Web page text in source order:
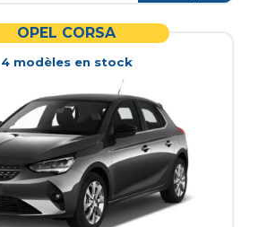
OPEL CORSA
4modèlesen stock